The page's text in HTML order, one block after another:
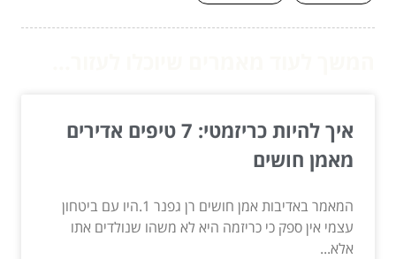
איך להיות כריזמטי: 7 טיפים אדירים
מאמן חושים
המאמר באדיבות אמן חושים רן גפנר 1.היו עם ביטחון
עצמי אין ספק כי כריזמה היא לא משהו שנולדים אתו
אלא...